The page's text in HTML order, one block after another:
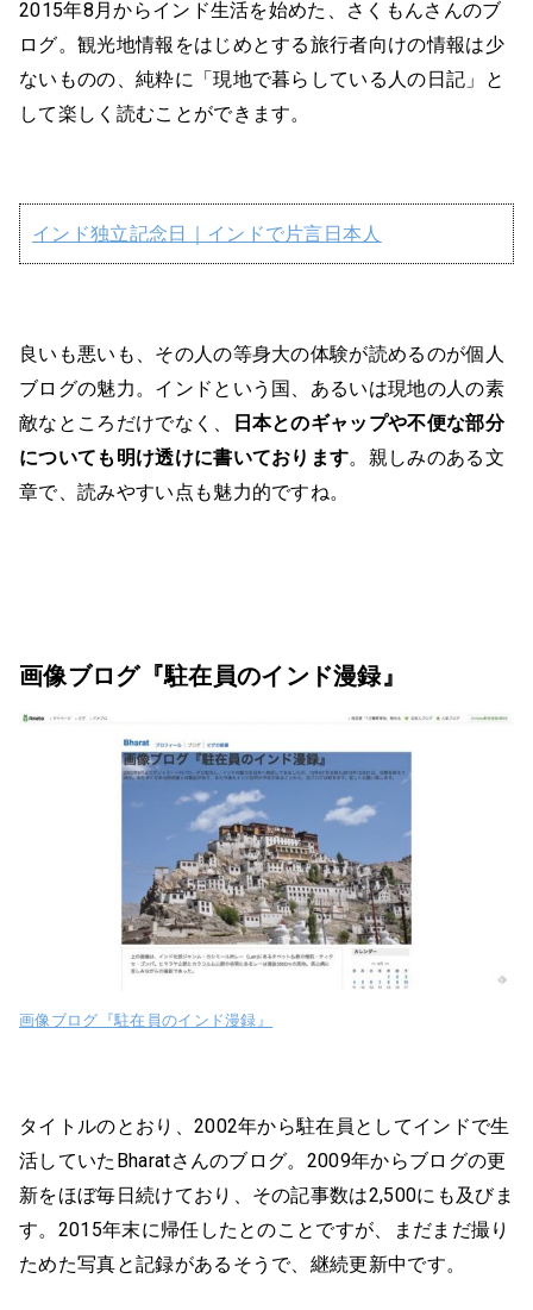
2015年8月からインド生活を始めた、さくもんさんのブ
ログ。観光地情報をはじめとする旅行者向けの情報は少
ないものの、純粋に「現地で暮らしている人の日記」と
して楽しく読むことができます。
インド独立記念日｜インドで片言日本人
良いも悪いも、その人の等身大の体験が読めるのが個人
ブログの魅力。インドという国、あるいは現地の人の素
敵なところだけでなく、
日本とのギャップや不便な部分
についても明け透けに書いております。親しみのある文
章で、読みやすい点も魅力的ですね。
画像ブログ『駐在員のインド漫録』
画像ブログ『駐在員のインド漫録』
タイトルのとおり、2002年から駐在員としてインドで生
活していたBharatさんのブログ。2009年からブログの更
新をほぼ毎日続けており、その記事数は2,500にも及びま
す。2015年末に帰任したとのことですが、まだまだ撮り
ためた写真と記録があるそうで、継続更新中です。